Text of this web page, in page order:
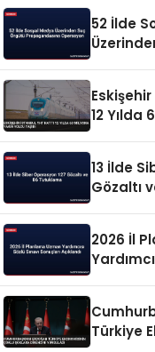
52 İlde
12 Yılda
13 İlde
Gözaltı
2026 İl
Türkiye